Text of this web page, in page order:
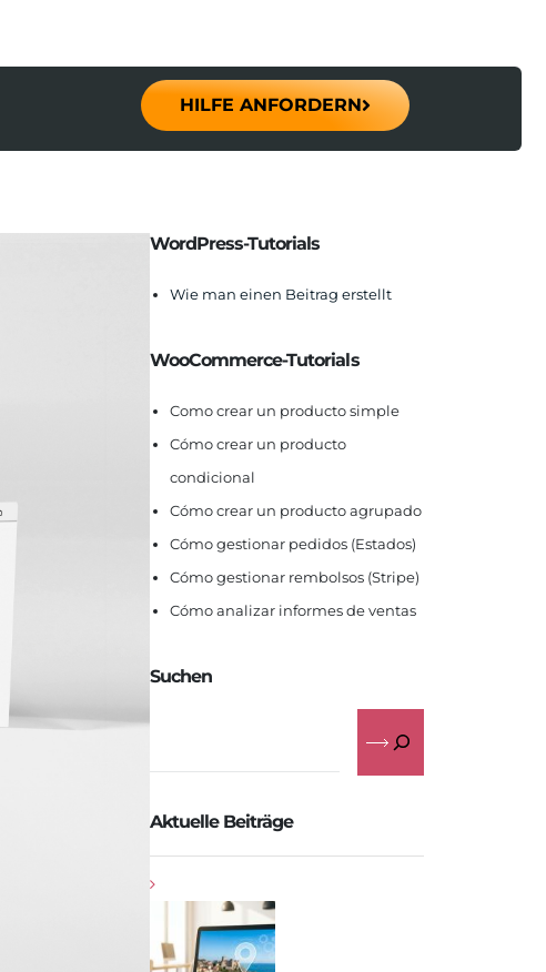
HILFE ANFORDERN
WordPress-Tutorials
Wie man einen Beitrag erstellt
WooCommerce-Tutorials
Como crear un producto simple
Cómo crear un producto
condicional
Cómo crear un producto agrupado
Cómo gestionar pedidos (Estados)
Cómo gestionar rembolsos (Stripe)
Cómo analizar informes de ventas
Suchen
Aktuelle Beiträge